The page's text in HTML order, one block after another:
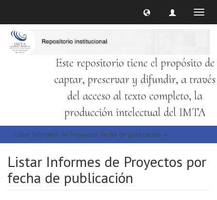
Este repositorio tiene el propósito de
captar, preservar y difundir, a través
del acceso al texto completo, la
producción intelectual del IMTA
Listar Informes de Proyectos fecha de publicación
Listar Informes de Proyectos por
fecha de publicación